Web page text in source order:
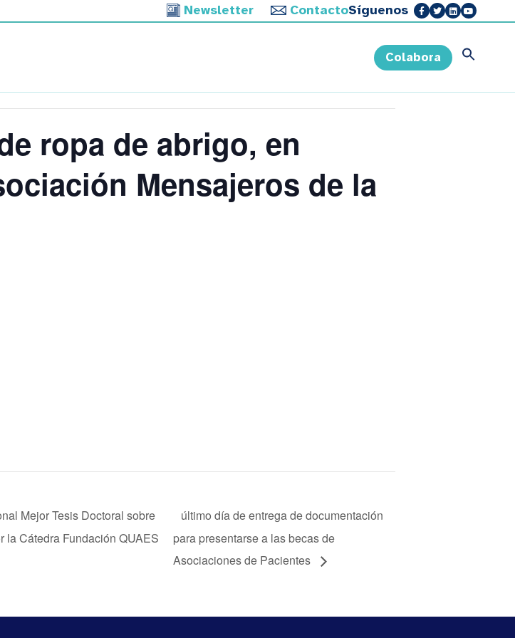
Newsletter ContactoSíguenos
Colabora
ropa de abrigo, en
Mensajeros de la
Mejor Tesis Doctoral sobre
la Cátedra Fundación QUAES
último día de entrega de documentación
para presentarse a las becas de
Asociaciones de Pacientes